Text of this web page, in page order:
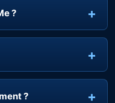
?
?